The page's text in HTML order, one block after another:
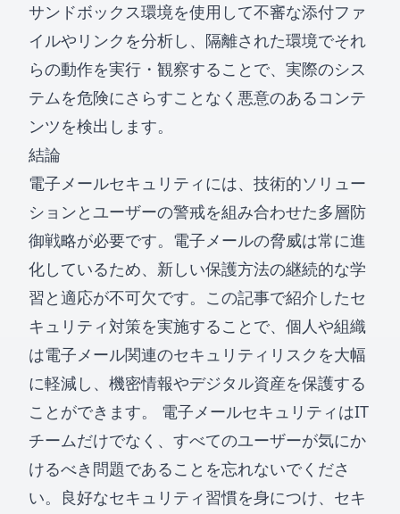
サンドボックス環境を使用して不審な添付ファ
イルやリンクを分析し、隔離された環境でそれ
らの動作を実行・観察することで、実際のシス
テムを危険にさらすことなく悪意のあるコンテ
ンツを検出します。
結論
電子メールセキュリティには、技術的ソリュー
ションとユーザーの警戒を組み合わせた多層防
御戦略が必要です。電子メールの脅威は常に進
化しているため、新しい保護方法の継続的な学
習と適応が不可欠です。この記事で紹介したセ
キュリティ対策を実施することで、個人や組織
は電子メール関連のセキュリティリスクを大幅
に軽減し、機密情報やデジタル資産を保護する
ことができます。 電子メールセキュリティはIT
チームだけでなく、すべてのユーザーが気にか
けるべき問題であることを忘れないでくださ
い。良好なセキュリティ習慣を身につけ、セキ